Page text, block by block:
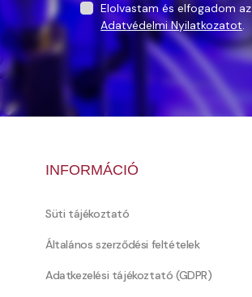
Elolvastam és elfogadom az
Adatvédelmi Nyilatkozatot.
INFORMÁCIÓ
Süti tájékoztató
Általános szerződési feltételek
Adatkezelési tájékoztató (GDPR)